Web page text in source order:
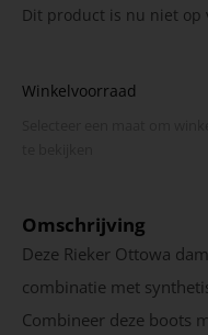
Dit product is nu niet op
Winkelvoorraad
Omschrijving
Deze Rieker Ottowa
combinatie met
Combineer deze boots